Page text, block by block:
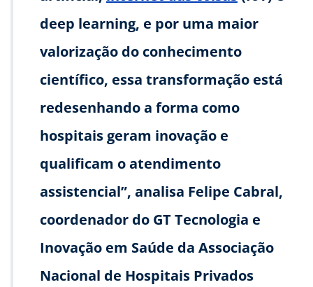
deep learning, e por uma maior
valorização do conhecimento
científico, essa transformação está
redesenhando a forma como
hospitais geram inovação e
qualificam o atendimento
assistencial”, analisa Felipe Cabral,
coordenador do GT Tecnologia e
Inovação em Saúde da Associação
Nacional de Hospitais Privados